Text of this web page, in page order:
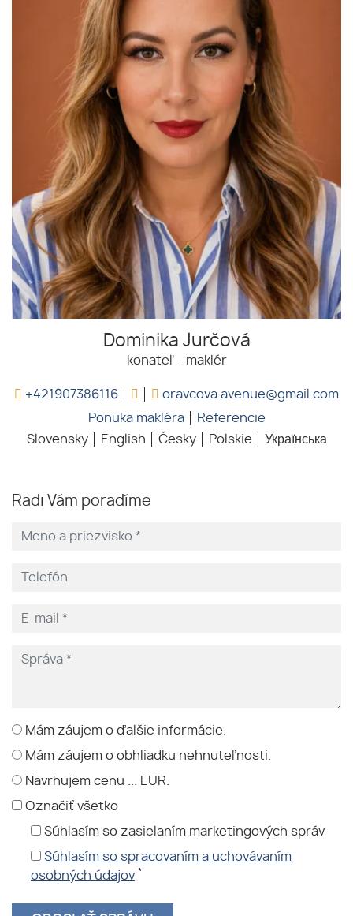
Dominika Jurčová
konateľ - maklér
+421907386116
oravcova.avenue@gmail.com
Ponuka makléra
Referencie
Slovensky
English Česky Polskie Українська
Radi Vám poradíme
Mám záujem o ďalšie informácie.
Mám záujem o obhliadku nehnuteľnosti.
Navrhujem cenu ... EUR.
Označiť všetko
Súhlasím so zasielaním marketingových správ
Súhlasím so spracovaním a uchovávaním
osobných údajov *